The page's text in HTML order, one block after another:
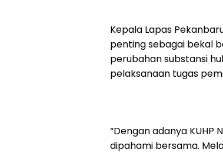
Kepala Lapas
penting sebagai bekal
perubahan substansi
pelaksanaan tugas
“Dengan adanya
dipahami bersama.